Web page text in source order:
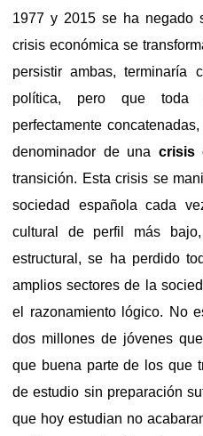
1977 y 2015 se ha negado
crisis económica se
persistir ambas, terminaría
política, pero que toda
perfectamente
denominador de una crisis
transición. Esta crisis se
sociedad española cada
cultural de perfil más
estructural, se ha perdido
amplios sectores de la
el razonamiento lógico. No
dos millones de jóvenes
que buena parte de los que
de estudio sin preparación
que hoy estudian no